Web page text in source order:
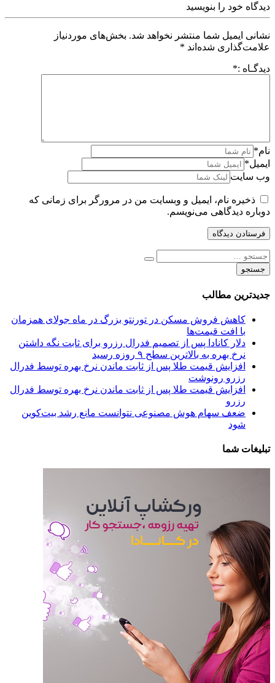
دیدگاه خود را بنویسید
نشانی ایمیل شما منتشر نخواهد شد. بخش‌های موردنیاز
علامت‌گذاری شده‌اند *
دیدگـاه :*
نام*
ایمیل*
وب سایت
ذخیره نام، ایمیل و وبسایت من در مرورگر برای زمانی که
دوباره دیدگاهی می‌نویسم.
جستجو
برای:
جدیدترین مطالب
کاهش فروش مسکن در تورنتو بزرگ در ماه جولای همزمان
با افت قیمت‌ها
دلار کانادا پس از تصمیم فدرال رزرو برای ثابت نگه داشتن
نرخ بهره به بالاترین سطح ۹ روزه رسید
افزایش قیمت طلا پس از ثابت ماندن نرخ بهره توسط فدرال
رزرو رونوشت
افزایش قیمت طلا پس از ثابت ماندن نرخ بهره توسط فدرال
رزرو
ضعف سهام هوش مصنوعی نتوانست مانع رشد بیت‌کوین
شود
تبلیغات شما